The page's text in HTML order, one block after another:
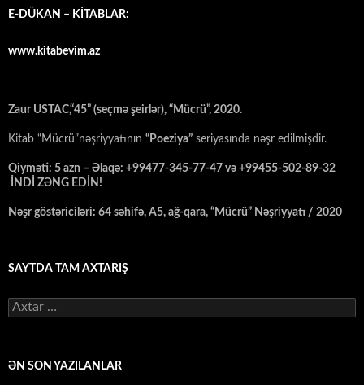
E-DÜKAN – KİTABLAR:
www.kitabevim.az
Zaur USTAC,“45” (seçmə şeirlər), “Mücrü”, 2020.
Kitab “Mücrü”nəşriyyatının “Poeziya” seriyasında nəşr edilmişdir.
Qiyməti: 5 azn – Əlaqə: +99477-345-77-47 və +99455-502-89-32
İNDİ ZƏNG EDİN!
Nəşr göstəriciləri: 64 səhifə, A5, ağ-qara, “Mücrü” Nəşriyyatı / 2020
SAYTDA TAM AXTARIŞ
Axtarış:
ƏN SON YAZILANLAR